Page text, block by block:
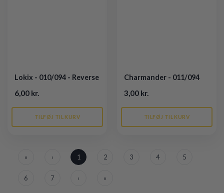
Lokix - 010/094 - Reverse
6,00 kr.
TILFØJ TIL KURV
Charmander - 011/094
3,00 kr.
TILFØJ TIL KURV
« ‹ 1 2 3 4 5
6 7 › »